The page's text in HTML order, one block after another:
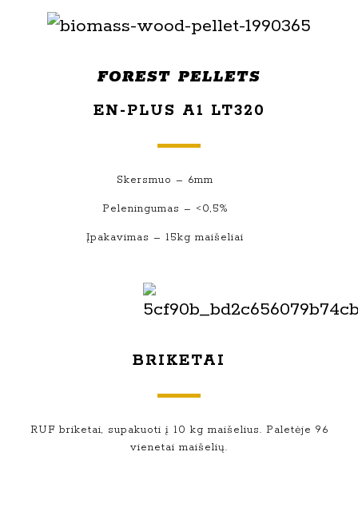
FOREST PELLETS
EN-PLUS A1 LT320
Skersmuo – 6mm
Peleningumas – <0,5%
Įpakavimas – 15kg maišeliai
BRIKETAI
RUF briketai, supakuoti į 10 kg maišelius. Paletėje 96
vienetai maišelių.